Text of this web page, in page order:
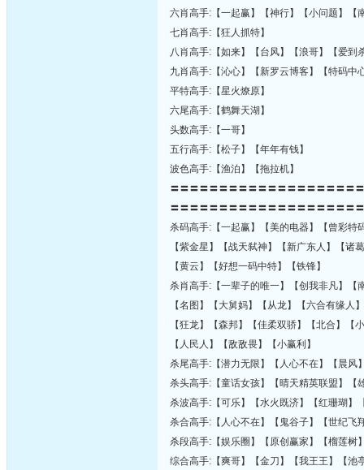
六肖高手:【一起赢】【神行】【小问题】【
七肖高手:【狂人抓特】
八肖高手:【如来】【台风】【浪哥】【爱到
九肖高手:【沁心】【新罗云博客】【特码
平特高手:【星火燎原】
六尾高手:【鹤舞天湖】
头数高手:【一哥】
五行高手:【松子】【年年有钱】
波色高手:【渔泊】【拖拉机】
〓〓〓〓〓〓〓〓〓〓〓〓〓〓〓〓〓〓〓
〓〓〓〓〓〓〓〓〓〓〓〓〓〓〓〓〓〓〓
杀码高手:【一起赢】【美的电器】【曾彩特
【紫金星】【战天弑神】【新广东人】【
【黄云】【好想一码中特】【铁锋】
杀肖高手:【一辈子的唯一】【创我非凡】【
【名图】【大舅妈】【从龙】【六合有缘
【狂龙】【森邦】【佳柔双骄】【北合】
【人民人】【敌敌畏】【小赢利】
杀尾高手:【潜力无限】【人心不在】【晨风
杀头高手:【童话女孩】【晴天精英联盟】【
杀波高手:【可乐】【水火既济】【红珊瑚】
杀合高手:【人心不在】【鬼谷子】【世纪飞
杀段高手:【娱乐圈】【原创赢家】【榴莲树
综合高手:【爽哥】【金刀】【我王王】【池